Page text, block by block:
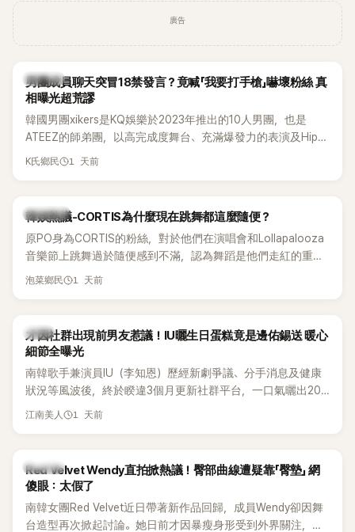
廣告
K-POP
男團成員聊天突冒18禁發言？竟喊「我要打手槍」嚇壞粉絲 真
相曝光超荒謬
韓國男團xikers是KQ娛樂於2023年推出的10人男團，也是
ATEEZ的師弟團，以高完成度舞台、充滿爆發力的表演及Hip-
Hop風格聞名，出道後迅速累積大批海內外粉絲，近年也陸續
K氏鄉民 1 天前
熱議討論
韓娛熱議-CORTIS為什麼現在跳舞都這麼隨便？
原PO身為CORTIS的粉絲，對於他們在演唱會和Lollapalooza
音樂節上跳舞過於隨便感到不滿，認為舞蹈是他們走紅的重要
原因，希望他們能更認真地表演。
泡菜鄉民 1 天前
韓星
才因社群出現前男友惹議！IU曬生日蛋糕竟是邊佑錫送 暖心
細節全曝光
南韓歌手兼演員IU（李知恩）歷經新劇爭議、分手消息及健康
狀況等風波後，終於睽違3個月更新社群平台，一口氣曬出20
張近況照，讓大批粉絲又驚又喜。其中，一張生日蛋糕照意外
江南美人 1 天前
K-POP
Red Velvet Wendy直拍掀熱議！臀部曲線遭疑靠「臀墊」 網
傻眼：太假了
南韓女團Red Velvet近日帶著新作品回歸，成員Wendy卻因舞
台造型再次掀起討論。她日前才因暴瘦身形受到外界關注，又